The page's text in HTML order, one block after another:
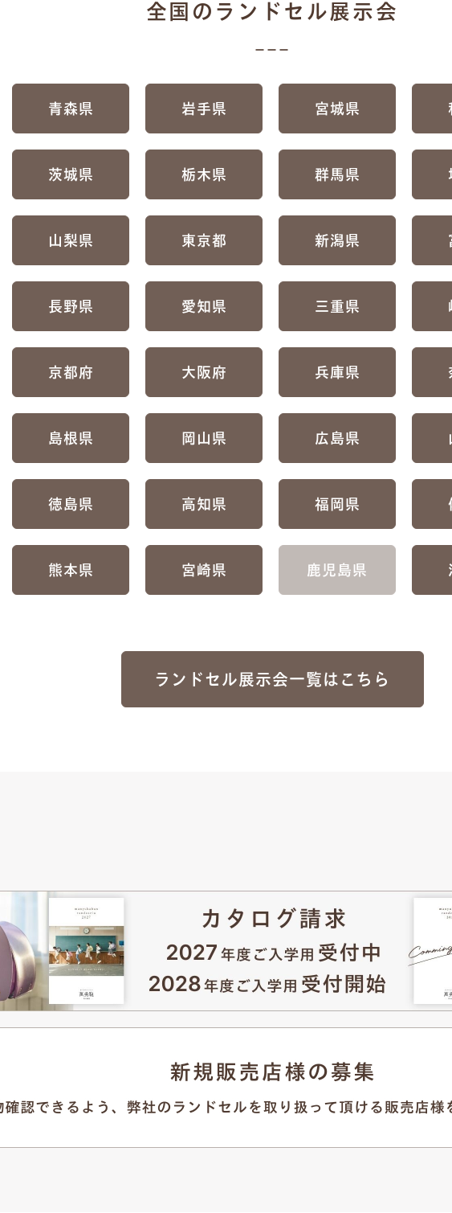
全国のランドセル展示会
青森県 岩手県 宮城県
茨城県 栃木県 群馬県
山梨県 東京都 新潟県
長野県 愛知県 三重県
京都府 大阪府 兵庫県
島根県 岡山県 広島県
徳島県 高知県 福岡県
熊本県 宮崎県 鹿児島県
ランドセル展示会一覧はこちら